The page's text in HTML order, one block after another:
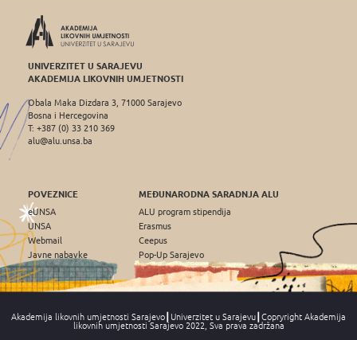
UNIVERZITET U SARAJEVU
AKADEMIJA LIKOVNIH UMJETNOSTI
Obala Maka Dizdara 3, 71000 Sarajevo
Bosna i Hercegovina
T: +387 (0) 33 210 369
alu@alu.unsa.ba
POVEZNICE
eUNSA
UNSA
Webmail
Javne nabavke
MEĐUNARODNA SARADNJA ALU
ALU program stipendija
Erasmus
Ceepus
Pop-Up Sarajevo
Akademija likovnih umjetnosti Sarajevo┃Univerzitet u Sarajevu┃Copryright Akademija
likovnih umjetnosti Sarajevo 2022, Sva prava zadržana